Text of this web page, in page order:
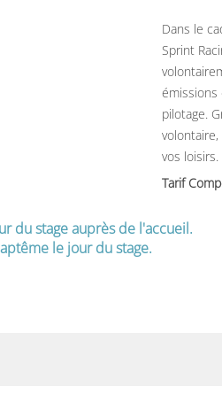
Dans le
Sprint
émissions
pilotage.
vos loisirs.
Tarif
du stage auprès de l'accueil.
le jour du stage.